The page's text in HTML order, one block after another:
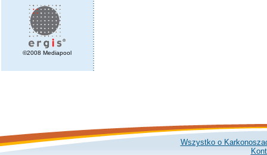
©2008 Mediapool
Wszystko o